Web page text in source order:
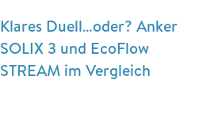
Klares Duell…oder? Anker
SOLIX 3 und EcoFlow
STREAM im Vergleich